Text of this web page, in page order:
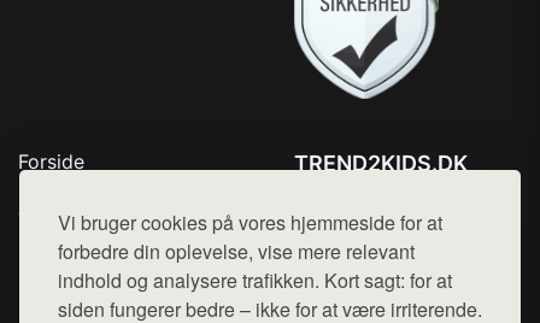
Vi bruger cookies på vores hjemmeside for at
forbedre din oplevelse, vise mere relevant
indhold og analysere trafikken. Kort sagt: for at
siden fungerer bedre – ikke for at være irriterende.
Forside
Top Rabatter
Blog
Kontakt
TREND2KIDS.DK
Mail: hej@want.dk
Cookie- og privatlivspolitik